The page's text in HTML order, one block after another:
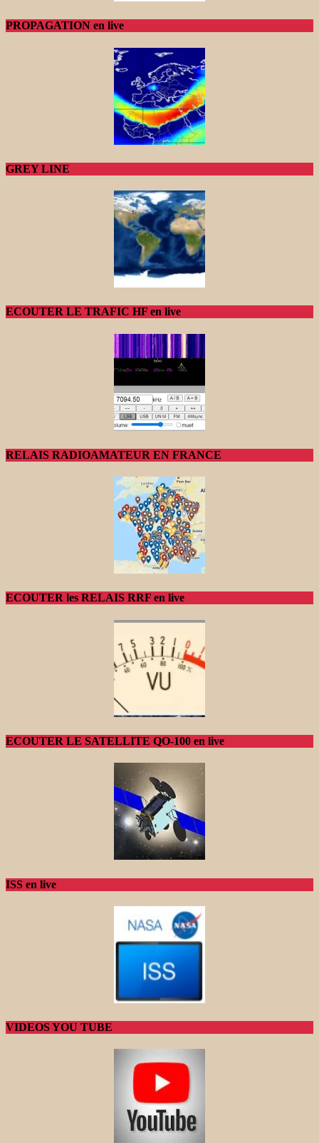
PROPAGATION en live
GREY LINE
ECOUTER LE TRAFIC HF en live
RELAIS RADIOAMATEUR EN FRANCE
ECOUTER les RELAIS RRF en live
ECOUTER LE SATELLITE QO-100 en live
ISS en live
VIDEOS YOU TUBE